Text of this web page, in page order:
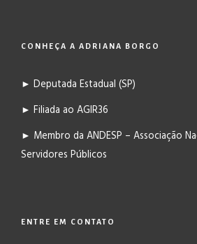
CONHEÇA A ADRIANA BORGO
► Deputada Estadual (SP)
► Filiada ao AGIR36
► Membro da ANDESP – Associação
Servidores Públicos
ENTRE EM CONTATO